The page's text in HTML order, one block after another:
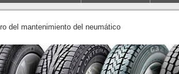
del mantenimiento del neumático